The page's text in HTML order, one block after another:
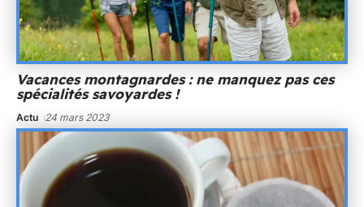
Vacances montagnardes : ne manquez pas ces
spécialités savoyardes !
Actu 24 mars 2023